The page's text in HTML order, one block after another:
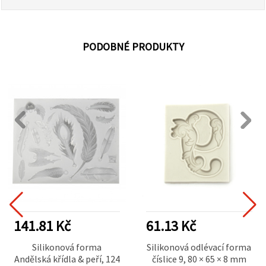
PODOBNÉ PRODUKTY
141.81 Kč
Silikonová forma
Andělská křídla & peří, 124
61.13 Kč
Silikonová odlévací forma
číslice 9, 80 × 65 × 8 mm